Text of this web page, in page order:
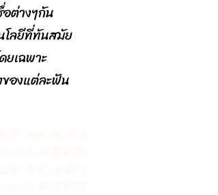
ต่างๆกัน
โลยีที่ทันสมัย
ยเฉพาะ
องแต่ละฟัน